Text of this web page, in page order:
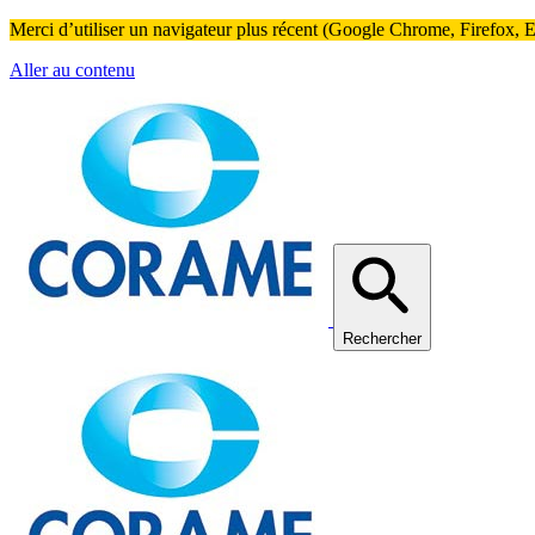
Merci d’utiliser un navigateur plus récent (Google Chrome, Firefox,
Aller au contenu
Rechercher